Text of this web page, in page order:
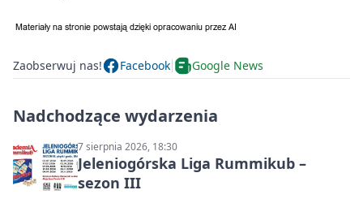
Zaobserwuj nas! Facebook Google News
Nadchodzące wydarzenia
7 sierpnia 2026, 18:30
Jeleniogórska Liga Rummikub –
sezon III